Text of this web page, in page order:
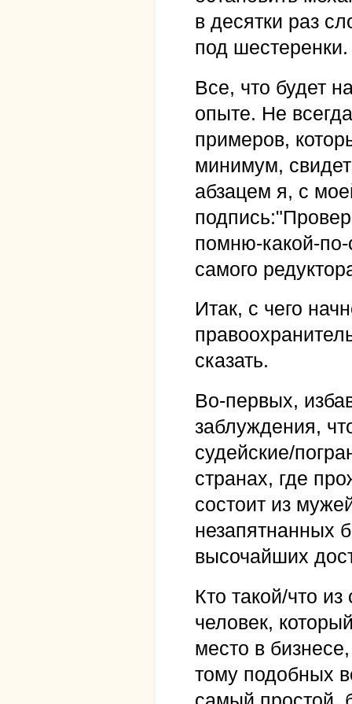
в десятки раз
под шестеренки.
Все, что будет
опыте. Не
примеров,
минимум,
абзацем я, с
помню-какой-по-
самого
Итак, с чего
сказать.
Во-первых,
заблуждения,
судейские/
странах, где
состоит из
незапятнанных
высочайших
Кто такой/что
человек,
место в
тому подобных